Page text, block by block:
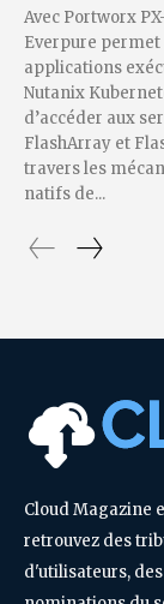
Avec Portworx
Everpure permet
applications
Nutanix
d’accéder aux
FlashArray et
travers les
natifs de...
Cloud Magazine
retrouvez des
d'utilisateurs,